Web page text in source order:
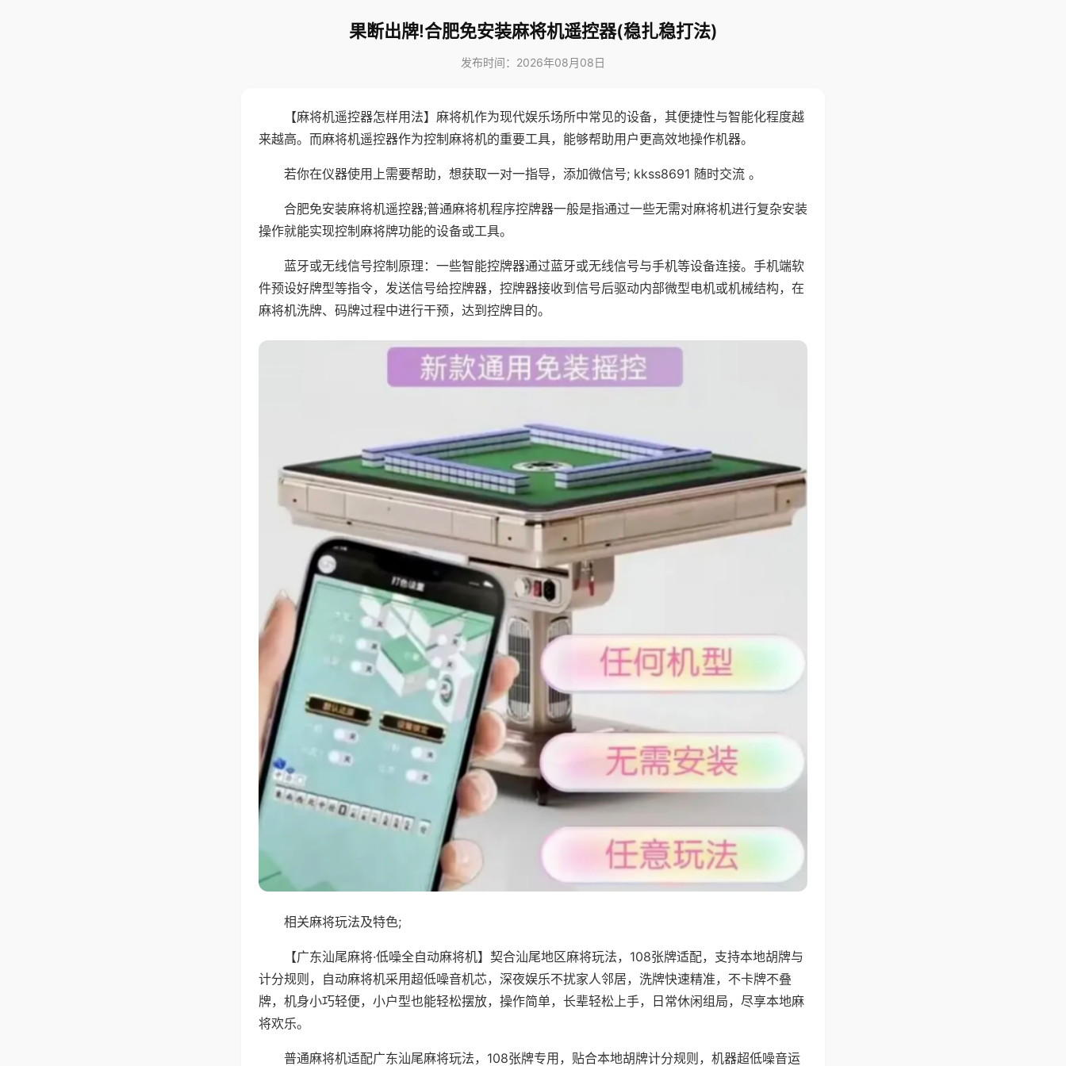
果断出牌!合肥免安装麻将机遥控器(稳扎稳打法)
发布时间：2026年08月08日
【麻将机遥控器怎样用法】麻将机作为现代娱乐场所中常见的设备，其便捷性与智能化程度越
来越高。而麻将机遥控器作为控制麻将机的重要工具，能够帮助用户更高效地操作机器。
若你在仪器使用上需要帮助，想获取一对一指导，添加微信号; kkss8691 随时交流 。
合肥免安装麻将机遥控器;普通麻将机程序控牌器一般是指通过一些无需对麻将机进行复杂安装
操作就能实现控制麻将牌功能的设备或工具。
蓝牙或无线信号控制原理：一些智能控牌器通过蓝牙或无线信号与手机等设备连接。手机端软
件预设好牌型等指令，发送信号给控牌器，控牌器接收到信号后驱动内部微型电机或机械结构，在
麻将机洗牌、码牌过程中进行干预，达到控牌目的。
相关麻将玩法及特色;
【广东汕尾麻将·低噪全自动麻将机】契合汕尾地区麻将玩法，108张牌适配，支持本地胡牌与
计分规则，自动麻将机采用超低噪音机芯，深夜娱乐不扰家人邻居，洗牌快速精准，不卡牌不叠
牌，机身小巧轻便，小户型也能轻松摆放，操作简单，长辈轻松上手，日常休闲组局，尽享本地麻
将欢乐。
普通麻将机适配广东汕尾麻将玩法，108张牌专用，贴合本地胡牌计分规则，机器超低噪音运